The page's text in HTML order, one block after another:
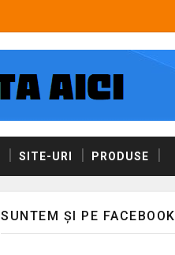
SITE-URI PRODUSE
SUNTEM ȘI PE FACEBOOK